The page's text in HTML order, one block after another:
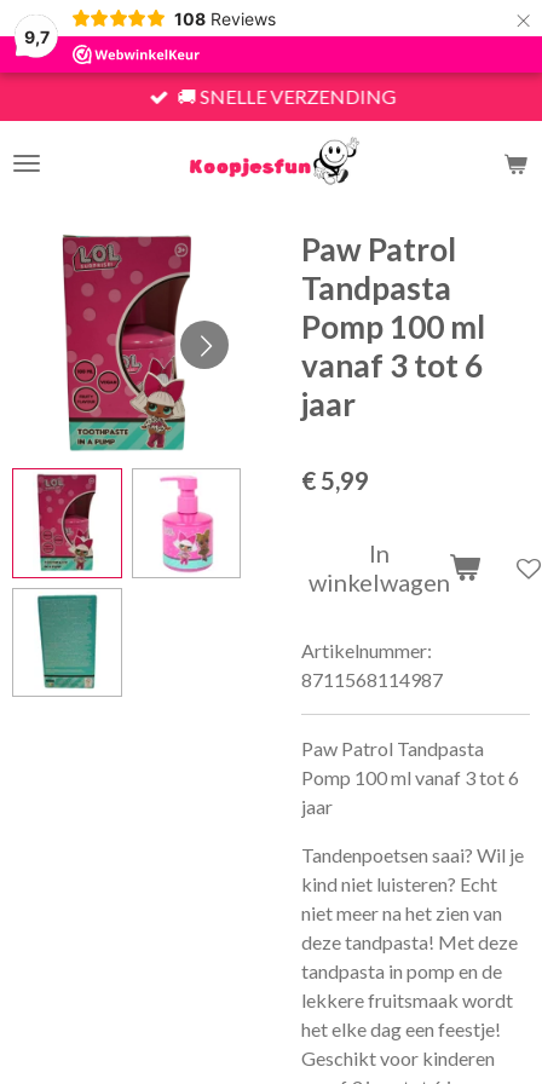
9,7
108 Reviews ×
🚚 SNELLE VERZENDING
Paw Patrol
Tandpasta
Pomp 100 ml
vanaf 3 tot 6
jaar
€ 5,99
In
winkelwagen
Artikelnummer:
8711568114987
Paw Patrol Tandpasta
Pomp 100 ml vanaf 3 tot 6
jaar
Tandenpoetsen saai? Wil je
kind niet luisteren? Echt
niet meer na het zien van
deze tandpasta! Met deze
tandpasta in pomp en de
lekkere fruitsmaak wordt
het elke dag een feestje!
Geschikt voor kinderen